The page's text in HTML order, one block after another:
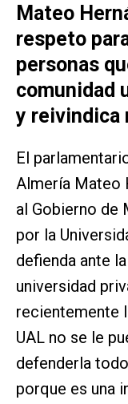
Mateo
respeto
personas
comunidad
y reivindica
El
Almería Mateo
al Gobierno de
por la
defienda ante
universidad
recientemente
UAL no se le
defenderla
porque es una